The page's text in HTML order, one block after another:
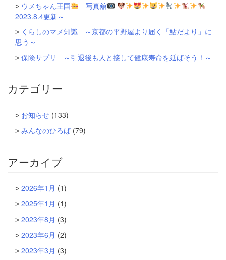
ウメちゃん王国
写真舘
2023.8.4更新～
くらしのマメ知識 ～京都の平野屋より届く「鮎だより」に
思う～
保険サプリ ～引退後も人と接して健康寿命を延ばそう！～
カテゴリー
お知らせ (133)
みんなのひろば (79)
アーカイブ
2026年1月 (1)
2025年1月 (1)
2023年8月 (3)
2023年6月 (2)
2023年3月 (3)